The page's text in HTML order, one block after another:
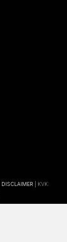
DISCLAIMER | KVK: